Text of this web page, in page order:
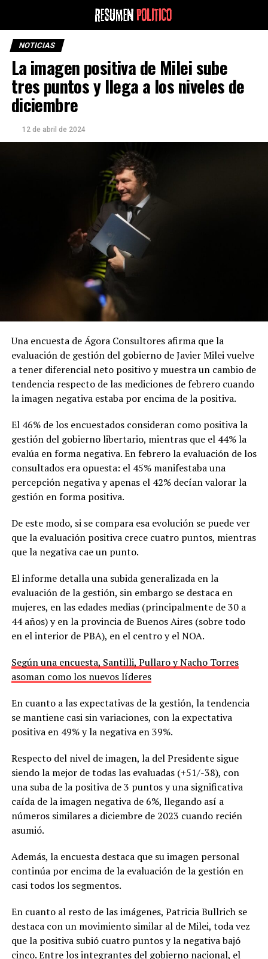
NOTICIAS
La imagen positiva de Milei sube
tres puntos y llega a los niveles de
diciembre
12 de abril de 2024
Una encuesta de Ágora Consultores afirma que la
evaluación de gestión del gobierno de Javier Milei vuelve
a tener diferencial neto positivo y muestra un cambio de
tendencia respecto de las mediciones de febrero cuando
la imagen negativa estaba por encima de la positiva.
El 46% de los encuestados consideran como positiva la
gestión del gobierno libertario, mientras que el 44% la
evalúa en forma negativa. En febrero la evaluación de los
consultados era opuesta: el 45% manifestaba una
percepción negativa y apenas el 42% decían valorar la
gestión en forma positiva.
De este modo, si se compara esa evolución se puede ver
que la evaluación positiva crece cuatro puntos, mientras
que la negativa cae un punto.
El informe detalla una subida generalizada en la
evaluación de la gestión, sin embargo se destaca en
mujeres, en las edades medias (principalmente de 30 a
44 años) y en la provincia de Buenos Aires (sobre todo
en el interior de PBA), en el centro y el NOA.
Según una encuesta, Santilli, Pullaro y Nacho Torres
asoman como los nuevos líderes
En cuanto a las expectativas de la gestión, la tendencia
se mantiene casi sin variaciones, con la expectativa
positiva en 49% y la negativa en 39%.
Respecto del nivel de imagen, la del Presidente sigue
siendo la mejor de todas las evaluadas (+51/-38), con
una suba de la positiva de 3 puntos y una significativa
caída de la imagen negativa de 6%, llegando así a
números similares a diciembre de 2023 cuando recién
asumió.
Además, la encuesta destaca que su imagen personal
continúa por encima de la evaluación de la gestión en
casi todos los segmentos.
En cuanto al resto de las imágenes, Patricia Bullrich se
destaca con un movimiento similar al de Milei, toda vez
que la positiva subió cuatro puntos y la negativa bajó
cinco. Entre los integrantes del gobierno nacional, el